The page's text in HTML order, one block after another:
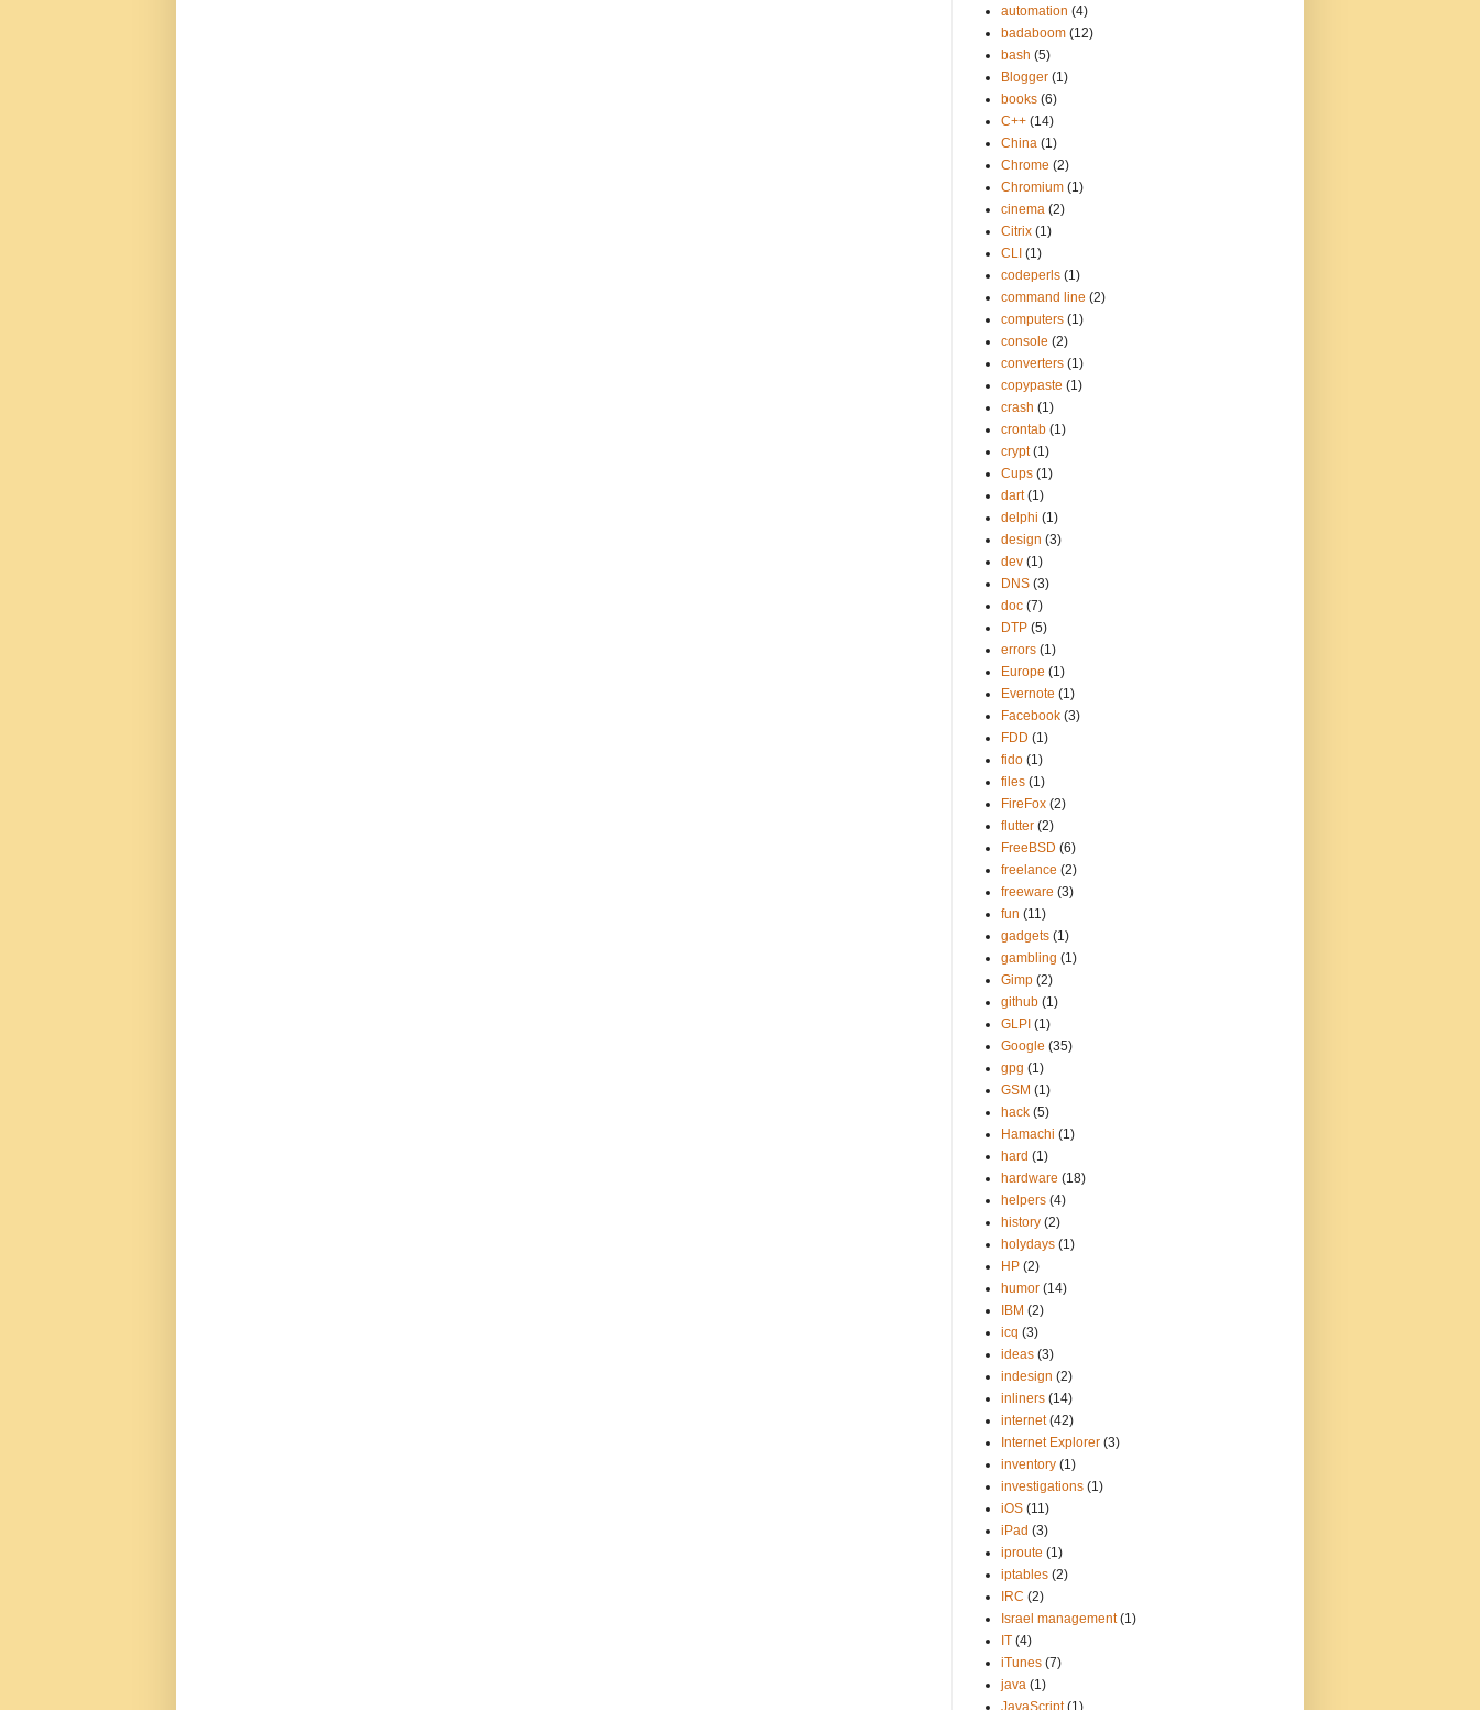
automation (4)
badaboom (12)
bash (5)
Blogger (1)
books (6)
C++ (14)
China (1)
Chrome (2)
Chromium (1)
cinema (2)
Citrix (1)
CLI (1)
codeperls (1)
command line (2)
computers (1)
console (2)
converters (1)
copypaste (1)
crash (1)
crontab (1)
crypt (1)
Cups (1)
dart (1)
delphi (1)
design (3)
dev (1)
DNS (3)
doc (7)
DTP (5)
errors (1)
Europe (1)
Evernote (1)
Facebook (3)
FDD (1)
fido (1)
files (1)
FireFox (2)
flutter (2)
FreeBSD (6)
freelance (2)
freeware (3)
fun (11)
gadgets (1)
gambling (1)
Gimp (2)
github (1)
GLPI (1)
Google (35)
gpg (1)
GSM (1)
hack (5)
Hamachi (1)
hard (1)
hardware (18)
helpers (4)
history (2)
holydays (1)
HP (2)
humor (14)
IBM (2)
icq (3)
ideas (3)
indesign (2)
inliners (14)
internet (42)
Internet Explorer (3)
inventory (1)
investigations (1)
iOS (11)
iPad (3)
iproute (1)
iptables (2)
IRC (2)
Israel management (1)
IT (4)
iTunes (7)
java (1)
JavaScript (1)